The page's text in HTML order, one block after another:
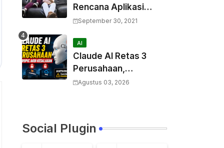
Rencana Aplikasi
Instagram Kids
September 30, 2021
AI
Claude AI Retas 3
Perusahaan,
Anthropic Akui
Agustus 03, 2026
Social Plugin